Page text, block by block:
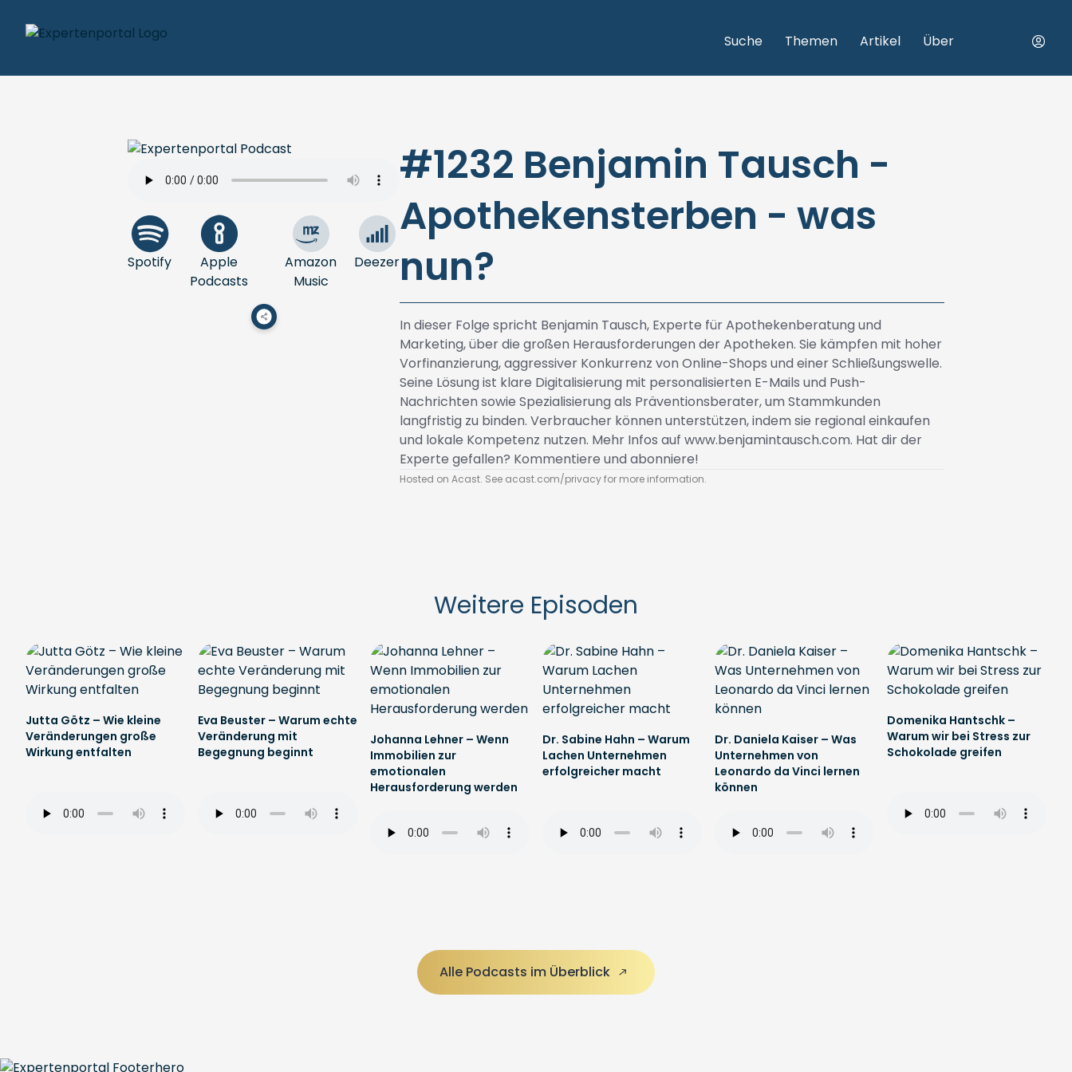
Suche Themen Artikel Über
Spotify
Apple
Podcasts
Amazon
Music
Deezer
#1232 Benjamin Tausch -
Apothekensterben - was
nun?
In dieser Folge spricht Benjamin Tausch, Experte für Apothekenberatung und
Marketing, über die großen Herausforderungen der Apotheken. Sie kämpfen mit hoher
Vorfinanzierung, aggressiver Konkurrenz von Online-Shops und einer Schließungswelle.
Seine Lösung ist klare Digitalisierung mit personalisierten E-Mails und Push-
Nachrichten sowie Spezialisierung als Präventionsberater, um Stammkunden
langfristig zu binden. Verbraucher können unterstützen, indem sie regional einkaufen
und lokale Kompetenz nutzen. Mehr Infos aufwww.benjamintausch.com. Hat dir der
Experte gefallen? Kommentiere und abonniere!
Hosted on Acast. See acast.com/privacyfor more information.
Weitere Episoden
Jutta Götz – Wie kleine
Veränderungen große
Wirkung entfalten
Eva Beuster – Warum echte
Veränderung mit
Begegnung beginnt
Johanna Lehner – Wenn
Immobilien zur
emotionalen
Herausforderung werden
Dr. Sabine Hahn – Warum
Lachen Unternehmen
erfolgreicher macht
Dr. Daniela Kaiser – Was
Unternehmen von
Leonardo da Vinci lernen
können
Domenika Hantschk –
Warum wir bei Stress zur
Schokolade greifen
Alle Podcasts im Überblick